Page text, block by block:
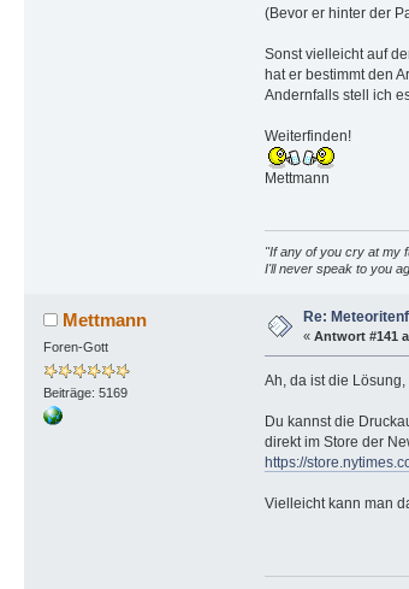
(Bevor er hinter der
Sonst vielleicht auf
hat er bestimmt den
Andernfalls stell ich
Weiterfinden!
Mettmann
"If any of you cry at my
I'll never speak to you
Mettmann
Foren-Gott
Beiträge: 5169
Re:
« Antwort #141
Ah, da ist die Lösung,
Du kannst die
direkt im Store der
https://
Vielleicht kann man